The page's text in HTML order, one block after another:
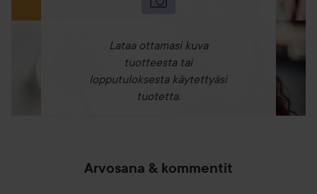
Lataa ottamasi kuva
tuotteesta tai
lopputuloksesta käytettyäsi
tuotetta.
Arvosana & kommentit